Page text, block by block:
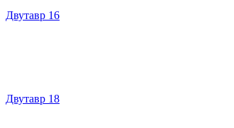
Двутавр 16
Двутавр 18